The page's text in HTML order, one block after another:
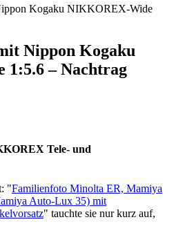
Kogaku NIKKOREX-Wide
Nippon Kogaku
– Nachtrag
Tele- und
"Familienfoto Minolta ER, Mamiya
Auto-Lux 35) mit
" tauchte sie nur kurz auf,